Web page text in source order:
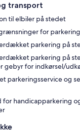
transport
til elbiler på stedet
for
parkering på
parkering på
gebyr for indkørsel/
parkeringsservice og
for handicapparkering